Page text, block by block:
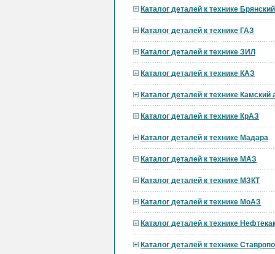
Каталог деталей к технике
Каталог деталей к технике ГАЗ
Каталог деталей к технике ЗИЛ
Каталог деталей к технике КАЗ
Каталог деталей к технике Камский
Каталог деталей к технике КрАЗ
Каталог деталей к технике Мадара
Каталог деталей к технике МАЗ
Каталог деталей к технике МЗКТ
Каталог деталей к технике МоАЗ
Каталог деталей к технике
Каталог деталей к технике